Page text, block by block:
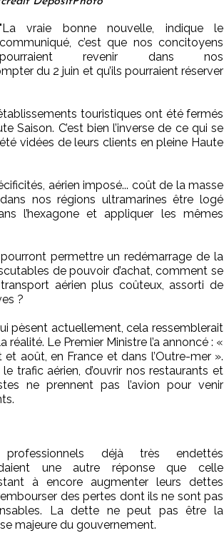
"La vraie bonne nouvelle, indique le
communiqué, c’est que nos concitoyens
pourraient revenir dans nos
du 2 juin et qu’ils pourraient réserver
touristiques ont été fermés
Saison. C’est bien l’inverse de ce qui se
vidées de leurs clients en pleine Haute
aérien imposé... coût de la masse
nos régions ultramarines être logé
l’hexagone et appliquer les mêmes
permettre un redémarrage de la
de pouvoir d’achat, comment se
aérien plus coûteux, assorti de
?
pèsent actuellement, cela ressemblerait
Le Premier Ministre l’a annoncé : «
août, en France et dans l’Outre-mer ».
trafic aérien, d’ouvrir nos restaurants et
ne prennent pas l’avion pour venir
déjà très endettés
une autre réponse que celle
à encore augmenter leurs dettes
des pertes dont ils ne sont pas
La dette ne peut pas être la
majeure du gouvernement.